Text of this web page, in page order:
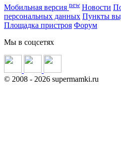
Мобильная версия new Новости
персональных данных Пункты
Площадка пристроя Форум
Мы в соцсетях
© 2008 - 2026 supermamki.ru